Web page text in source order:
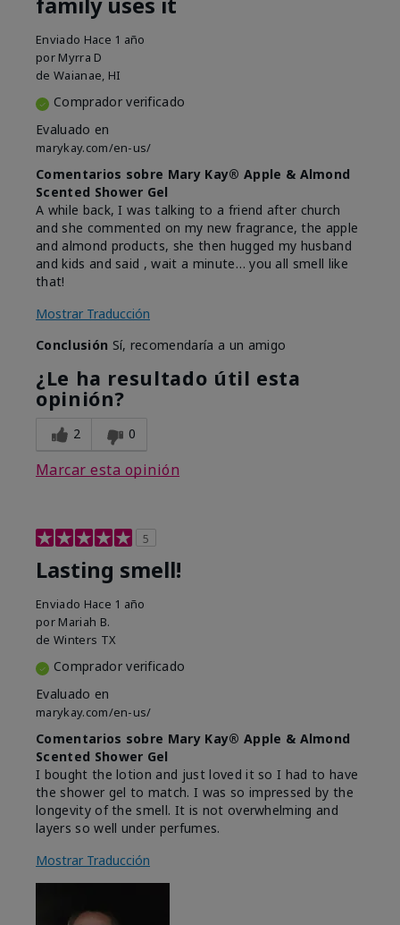
Enviado Hace 1 año
por Myrra D
de Waianae, HI
Comprador verificado
Evaluado en
marykay.com/en-us/
Comentarios sobre Mary Kay® Apple & Almond
Scented Shower Gel
A while back, I was talking to a friend after church
and she commented on my new fragrance, the apple
and almond products, she then hugged my husband
and kids and said , wait a minute… you all smell like
that!
Mostrar Traducción
Conclusión Sí, recomendaría a un amigo
¿Le ha resultado útil esta
opinión?
2 0
Marcar esta opinión
5
Lasting smell!
Enviado Hace 1 año
por Mariah B.
de Winters TX
Comprador verificado
Evaluado en
marykay.com/en-us/
Comentarios sobre Mary Kay® Apple & Almond
Scented Shower Gel
I bought the lotion and just loved it so I had to have
the shower gel to match. I was so impressed by the
longevity of the smell. It is not overwhelming and
layers so well under perfumes.
Mostrar Traducción